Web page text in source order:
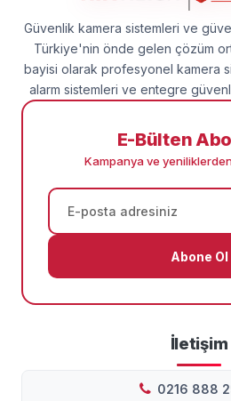
Güvenlik kamera sistemleri ve
Türkiye'nin önde gelen çözüm
bayisi olarak profesyonel kamera
alarm sistemleri ve entegre
E-Bülten
Kampanya ve
Abone Ol
İletişim
0216 888